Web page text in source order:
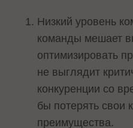
Низкий уровень
команды мешает
оптимизировать
не выглядит
конкуренции со
бы потерять свои
преимущества.